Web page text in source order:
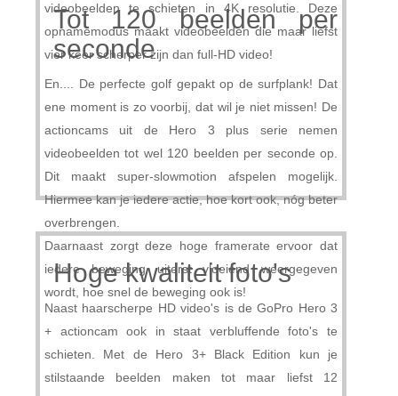
videobeelden te schieten in 4K resolutie. Deze
opnamemodus maakt videobeelden die maar liefst
vier keer scherper zijn dan full-HD video!
Tot 120 beelden per
seconde
En.... De perfecte golf gepakt op de surfplank! Dat
ene moment is zo voorbij, dat wil je niet missen! De
actioncams uit de Hero 3 plus serie nemen
videobeelden tot wel 120 beelden per seconde op.
Dit maakt super-slowmotion afspelen mogelijk.
Hiermee kan je iedere actie, hoe kort ook, nóg beter
overbrengen.
Daarnaast zorgt deze hoge framerate ervoor dat
iedere beweging uiterst vloeiend weergegeven
wordt, hoe snel de beweging ook is!
Hoge kwaliteit foto's
Naast haarscherpe HD video's is de GoPro Hero 3
+ actioncam ook in staat verbluffende foto's te
schieten. Met de Hero 3+ Black Edition kun je
stilstaande beelden maken tot maar liefst 12